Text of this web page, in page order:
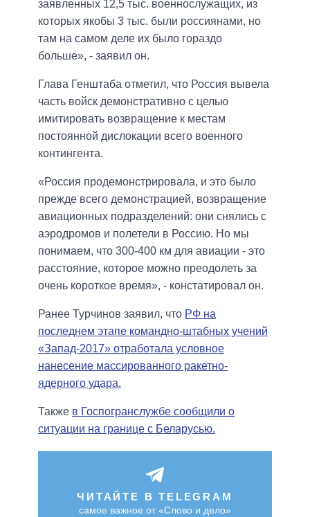
заявленных 12,5 тыс. военнослужащих, из
которых якобы 3 тыс. были россиянами, но
там на самом деле их было гораздо
больше», - заявил он.
Глава Генштаба отметил, что Россия вывела
часть войск демонстративно с целью
имитировать возвращение к местам
постоянной дислокации всего военного
контингента.
«Россия продемонстрировала, и это было
прежде всего демонстрацией, возвращение
авиационных подразделений: они снялись с
аэродромов и полетели в Россию. Но мы
понимаем, что 300-400 км для авиации - это
расстояние, которое можно преодолеть за
очень короткое время», - констатировал он.
Ранее Турчинов заявил, что РФ на
последнем этапе командно-штабных учений
«Запад-2017» отработала условное
нанесение массированного ракетно-
ядерного удара.
Также в Госпогранслужбе сообщили о
ситуации на границе с Беларусью.
ЧИТАЙТЕ В TELEGRAM
самое важное от «Слово и дело»